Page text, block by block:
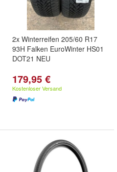
2x Winterreifen 205/60 R17
93H Falken EuroWinter HS01
DOT21 NEU
179,95 €
Kostenloser Versand